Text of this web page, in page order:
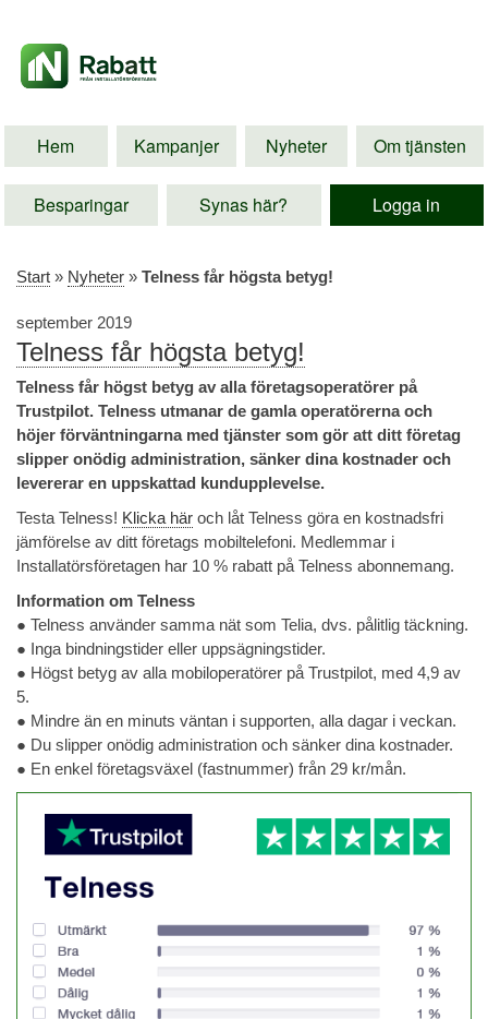
Hem Kampanjer Nyheter Om tjänsten
Besparingar Synas här? Logga in
Start » Nyheter » Telness får högsta betyg!
september 2019
Telness får högsta betyg!
Telness får högst betyg av alla företagsoperatörer på
Trustpilot. Telness utmanar de gamla operatörerna och
höjer förväntningarna med tjänster som gör att ditt företag
slipper onödig administration, sänker dina kostnader och
levererar en uppskattad kundupplevelse.
Testa Telness! Klicka här och låt Telness göra en kostnadsfri
jämförelse av ditt företags mobiltelefoni. Medlemmar i
Installatörsföretagen har 10 % rabatt på Telness abonnemang.
Information om Telness
● Telness använder samma nät som Telia, dvs. pålitlig täckning.
● Inga bindningstider eller uppsägningstider.
● Högst betyg av alla mobiloperatörer på Trustpilot, med 4,9 av
5.
● Mindre än en minuts väntan i supporten, alla dagar i veckan.
● Du slipper onödig administration och sänker dina kostnader.
● En enkel företagsväxel (fastnummer) från 29 kr/mån.